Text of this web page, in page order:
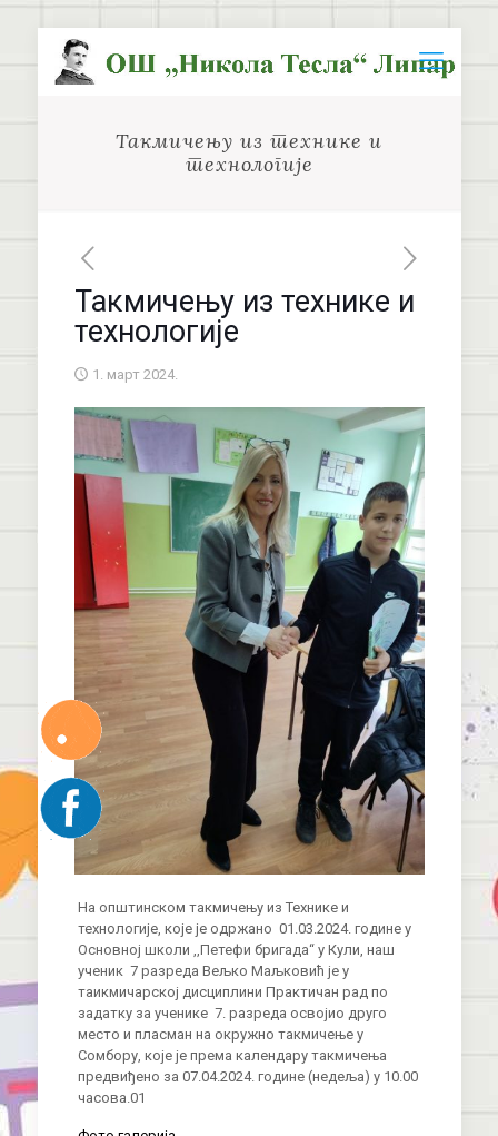
Такмичењу из технике и
технологије
Такмичењу из технике и
технологије
1. март 2024.
На општинском такмичењу из Технике и
технологије, које је одржано 01.03.2024. године у
Основној школи ,,Петефи бригада“ у Кули, наш
ученик 7 разреда Вељко Маљковић је у
таикмичарској дисциплини Практичан рад по
задатку за ученике 7. разреда освојио друго
место и пласман на окружно такмичење у
Сомбору, које је према календару такмичења
предвиђено за 07.04.2024. године (недеља) у 10.00
часова.01